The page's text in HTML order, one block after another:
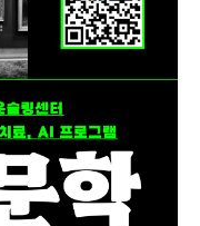
in English
eating refreshments